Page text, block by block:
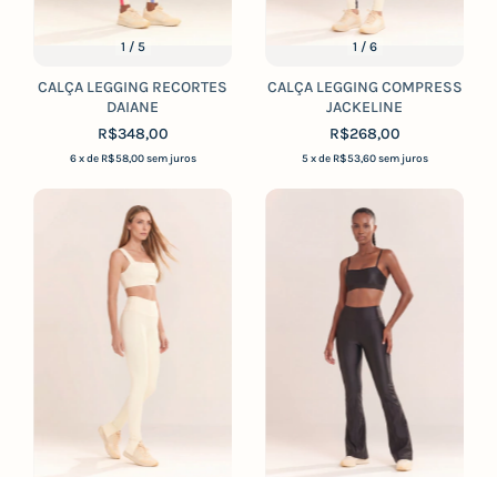
1 / 5
CALÇA LEGGING RECORTES
DAIANE
R$348,00
6 x de R$58,00 sem juros
1 / 6
CALÇA LEGGING COMPRESS
JACKELINE
R$268,00
5 x de R$53,60 sem juros